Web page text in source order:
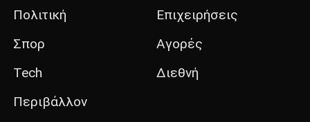
Πολιτική
Σπορ
Tech
Περιβάλλον
Επιχειρήσεις
Αγορές
Διεθνή